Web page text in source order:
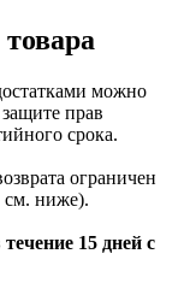
можно
прав
срока.
ограничен
см. ниже).
15 дней с